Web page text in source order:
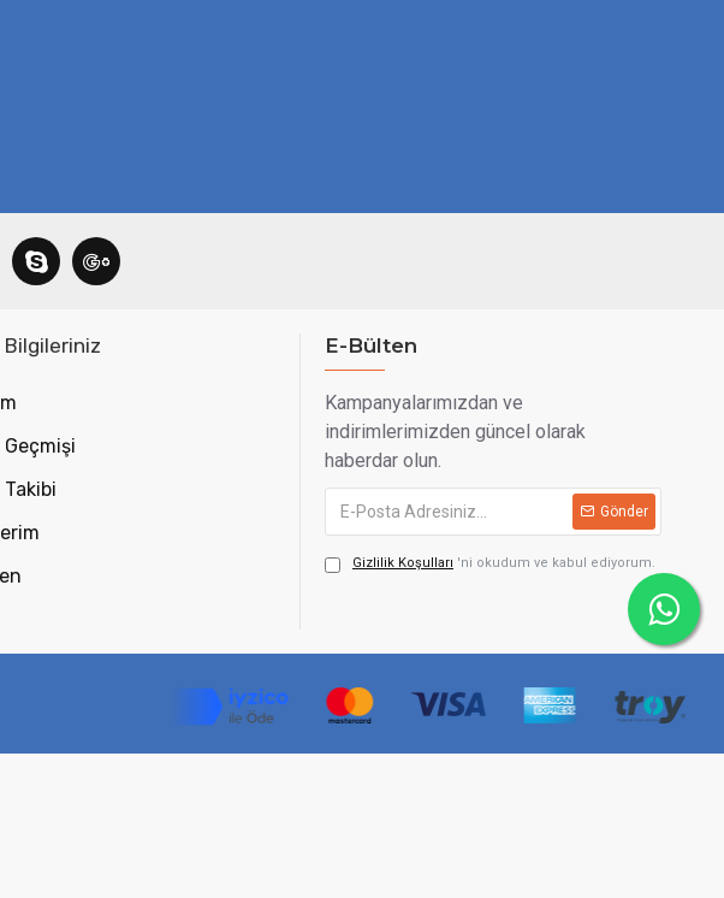
Bilgileriniz E-Bülten
Kampanyalarımızdan ve
indirimlerimizden güncel olarak
haberdar olun.
Gönder
Gizlilik Koşulları 'ni okudum ve kabul ediyorum.